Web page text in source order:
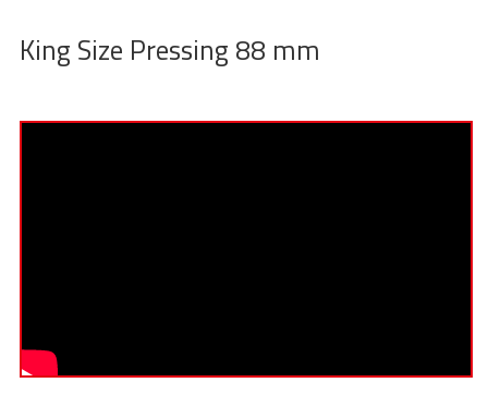
ANWENDUNGSBEREICHE
KONTAKTE
King Size Pressing 88 mm